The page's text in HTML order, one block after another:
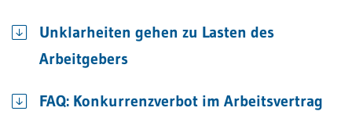
Unklarheiten gehen zu Lasten des
Arbeitgebers
FAQ: Konkurrenzverbot im Arbeitsvertrag